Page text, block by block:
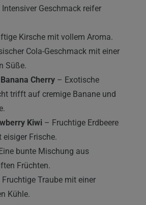
Geschmack reifer
Kirsche mit vollem Aroma.
Cola-Geschmack mit einer
Süße.
Cherry – Exotische
trifft auf cremige Banane und
Kiwi – Fruchtige Erdbeere
Frische.
bunte Mischung aus
Früchten.
Fruchtige Traube mit einer
Kühle.